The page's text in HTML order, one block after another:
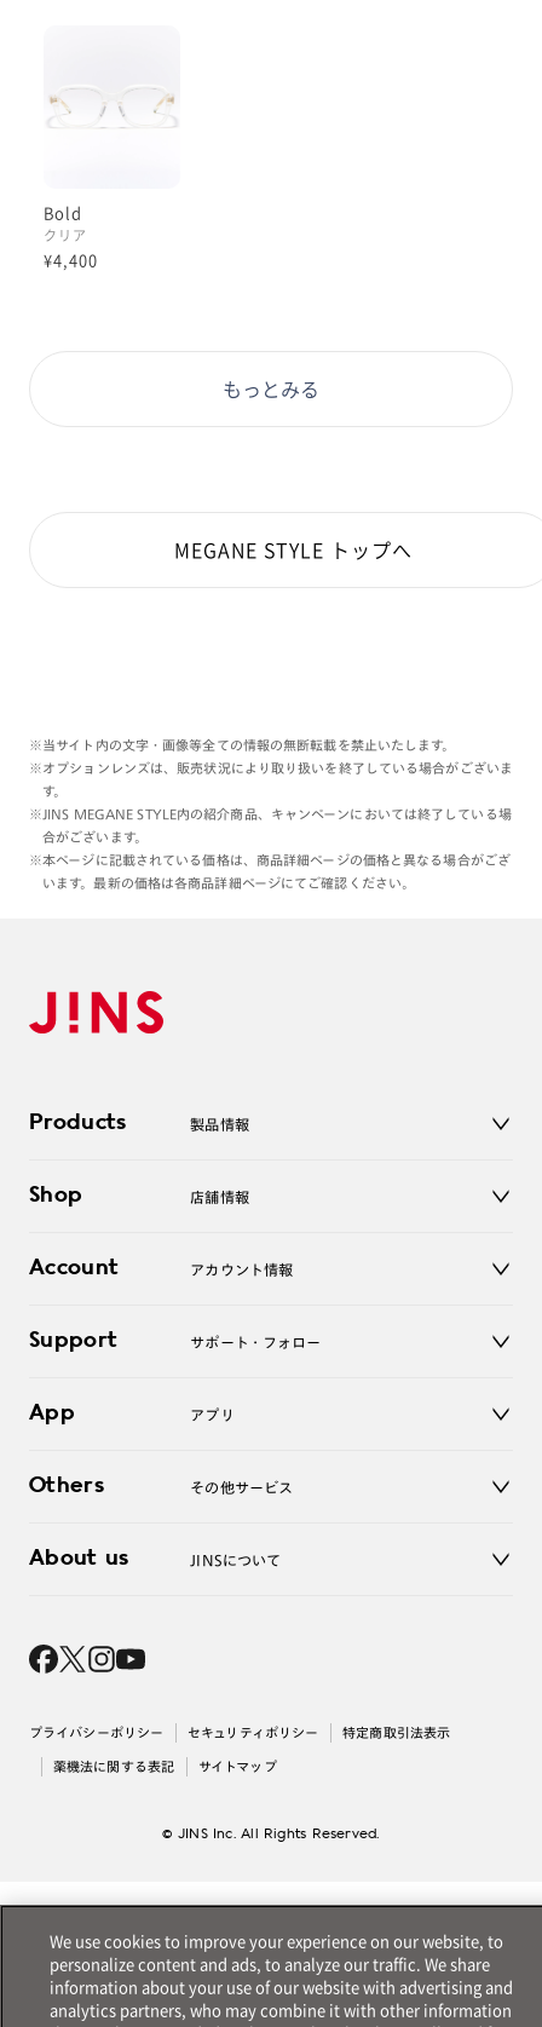
Bold
クリア
¥4,400
もっとみる
MEGANE STYLE トップへ
※当サイト内の文字・画像等全ての情報の無断転載を禁止いたします。
※オプションレンズは、販売状況により取り扱いを終了している場合がございま
す。
※JINS MEGANE STYLE内の紹介商品、キャンペーンにおいては終了している場
合がございます。
※本ページに記載されている価格は、商品詳細ページの価格と異なる場合がござ
います。最新の価格は各商品詳細ページにてご確認ください。
Products 製品情報
サングラス
コンタクトレンズ
アクセサリー
Shop 店舗情報
オンラインショップ
Account アカウント情報
ログアウト
Support サポート・フォロー
よくあるご質問
お問い合わせ
App アプリ
Others その他サービス
レンズ交換
About us JINSについて
採用情報
出店について
プライバシーポリシー セキュリティポリシー 特定商取引法表示
薬機法に関する表記 サイトマップ
© JINS Inc. All Rights Reserved.
We use cookies to improve your experience on our website, to
personalize content and ads, to analyze our traffic. We share
information about your use of our website with advertising and
analytics partners, who may combine it with other information